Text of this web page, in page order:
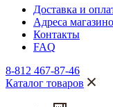
Доставка и
Адреса
Контакты
FAQ
8-812 467-87-46
Каталог товаров